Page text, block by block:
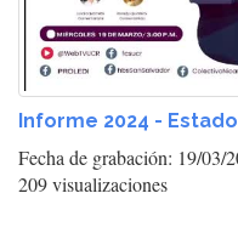
Informe 2024 -
Fecha de grabación: 19/03/
209 visualizaciones